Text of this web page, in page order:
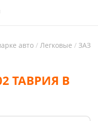
авто Легковые
ЗАЗ
ТАВРИЯ В